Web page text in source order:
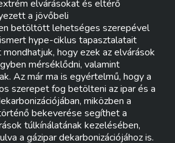
elvárásokat és eltérő
a jövőbeli
betöltött lehetséges szerepével
hype-ciklus tapasztalatait
hogy ezek az elvárások
mérséklődni, valamint
Az már ma is egyértelmű, hogy a
szerepet fog betölteni az ipar és a
miközben a
bekeverése segíthet a
túlkínálatának kezelésében,
a gázipar dekarbonizációjához is.